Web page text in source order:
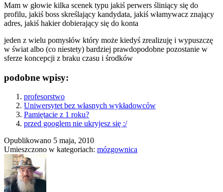
Mam w głowie kilka scenek typu jakiś perwers śliniący się do
profilu, jakiś boss skreślający kandydata, jakiś włamywacz znający
adres, jakiś hakier dobierający się do konta
jeden z wielu pomysłów który może kiedyś zrealizuję i wypuszczę
w świat albo (co niestety) bardziej prawdopodobne pozostanie w
sferze koncepcji z braku czasu i środków
podobne wpisy:
profesorstwo
Uniwersytet bez własnych wykładowców
Pamiętacie z 1 roku?
przed googlem nie ukryjesz się :/
Opublikowano 5 maja, 2010
Umieszczono w kategoriach: mózgownica